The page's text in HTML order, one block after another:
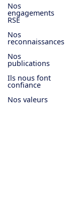
Nos
engagements
RSE
Nos
reconnaissances
Nos
publications
Ils nous font
confiance
Nos valeurs